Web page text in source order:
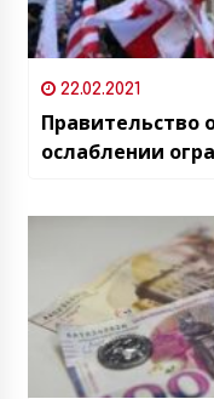
22.02.2021
Правительство
ослаблении